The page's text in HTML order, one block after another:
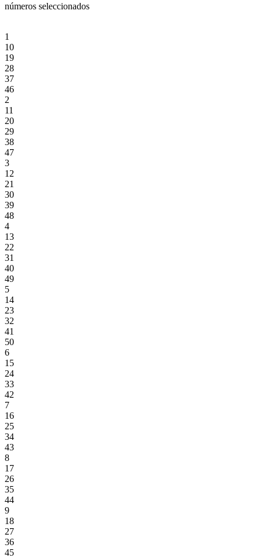
números seleccionados
1
10
19
28
37
46
2
11
20
29
38
47
3
12
21
30
39
48
4
13
22
31
40
49
5
14
23
32
41
50
6
15
24
33
42
7
16
25
34
43
8
17
26
35
44
9
18
27
36
45